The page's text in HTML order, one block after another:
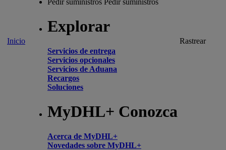
Inicio
Pedir suministros Pedir suministros
Explorar
Servicios de entrega
Servicios opcionales
Servicios de Aduana
Recargos
Soluciones
MyDHL+ Conozca
Acerca de MyDHL+
Novedades sobre MyDHL+
Rastrear